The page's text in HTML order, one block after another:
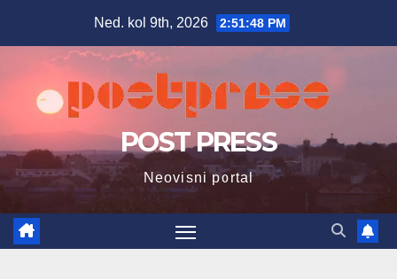
Ned. kol 9th, 2026 2:51:50 PM
POST PRESS
Neovisni portal